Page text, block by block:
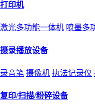
打印机
激光多功能一体机 喷墨多
摄录播放设备
录音笔 摄像机 执法记录仪
复印/扫描/粉碎设备